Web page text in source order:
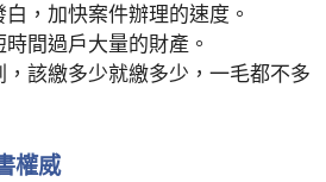
，加快案件辦理的速度。
間過戶大量的財產。
該繳多少就繳多少，一毛都不多
權威